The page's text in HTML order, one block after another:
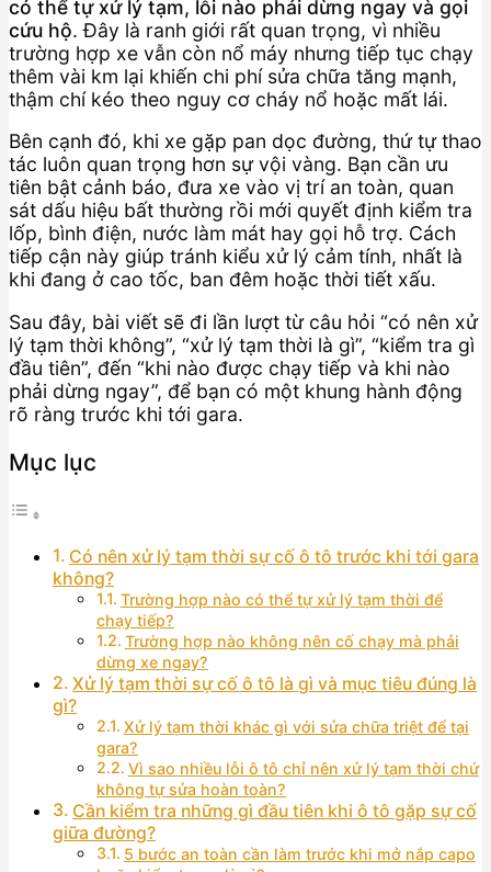
có thể tự xử lý tạm, lỗi nào phải dừng ngay và gọi
cứu hộ. Đây là ranh giới rất quan trọng, vì nhiều
trường hợp xe vẫn còn nổ máy nhưng tiếp tục chạy
thêm vài km lại khiến chi phí sửa chữa tăng mạnh,
thậm chí kéo theo nguy cơ cháy nổ hoặc mất lái.
Bên cạnh đó, khi xe gặp pan dọc đường, thứ tự thao
tác luôn quan trọng hơn sự vội vàng. Bạn cần ưu
tiên bật cảnh báo, đưa xe vào vị trí an toàn, quan
sát dấu hiệu bất thường rồi mới quyết định kiểm tra
lốp, bình điện, nước làm mát hay gọi hỗ trợ. Cách
tiếp cận này giúp tránh kiểu xử lý cảm tính, nhất là
khi đang ở cao tốc, ban đêm hoặc thời tiết xấu.
Sau đây, bài viết sẽ đi lần lượt từ câu hỏi “có nên xử
lý tạm thời không”, “xử lý tạm thời là gì”, “kiểm tra gì
đầu tiên”, đến “khi nào được chạy tiếp và khi nào
phải dừng ngay”, để bạn có một khung hành động
rõ ràng trước khi tới gara.
Mục lục
Có nên xử lý tạm thời sự cố ô tô trước khi tới gara
không?
Trường hợp nào có thể tự xử lý tạm thời để
chạy tiếp?
Trường hợp nào không nên cố chạy mà phải
dừng xe ngay?
Xử lý tạm thời sự cố ô tô là gì và mục tiêu đúng là
gì?
Xử lý tạm thời khác gì với sửa chữa triệt để tại
gara?
Vì sao nhiều lỗi ô tô chỉ nên xử lý tạm thời chứ
không tự sửa hoàn toàn?
Cần kiểm tra những gì đầu tiên khi ô tô gặp sự cố
giữa đường?
5 bước an toàn cần làm trước khi mở nắp capo